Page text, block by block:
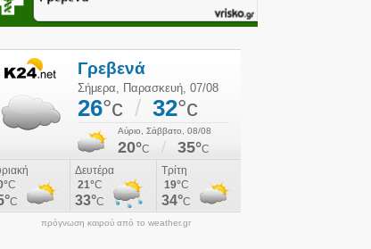
πρόγνωση καιρού από το weather.gr